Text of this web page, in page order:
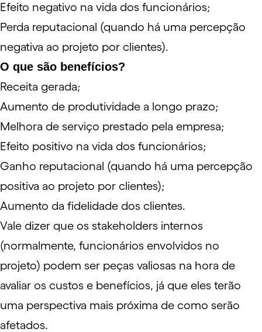
Efeito negativo na vida dos funcionários;
Perda reputacional (quando há uma percepção
negativa ao projeto por clientes).
O que são benefícios?
Receita gerada;
Aumento de produtividade a longo prazo;
Melhora de serviço prestado pela empresa;
Efeito positivo na vida dos funcionários;
Ganho reputacional (quando há uma percepção
positiva ao projeto por clientes);
Aumento da fidelidade dos clientes.
Vale dizer que os stakeholders internos
(normalmente, funcionários envolvidos no
projeto) podem ser peças valiosas na hora de
avaliar os custos e benefícios, já que eles terão
uma perspectiva mais próxima de como serão
afetados.